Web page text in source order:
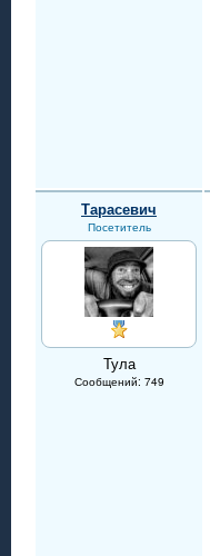
Тарасевич
Посетитель
Тула
Сообщений: 749